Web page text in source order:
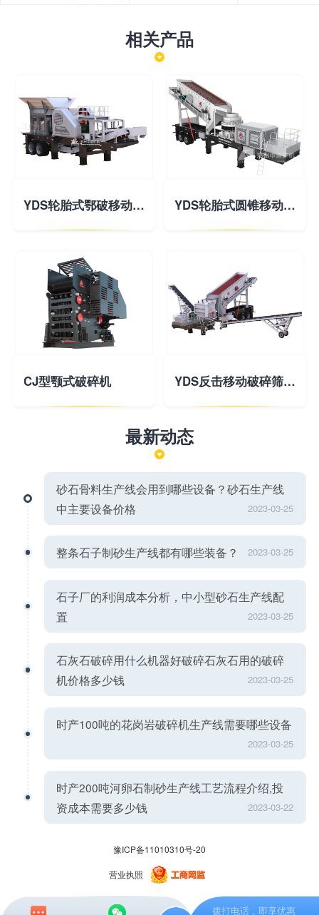
相关产品
YDS轮胎式鄂破移动破碎站 YDS轮胎式圆锥移动破碎站
CJ型颚式破碎机 YDS反击移动破碎筛分站
最新动态
砂石骨料生产线会用到哪些设备？砂石生产线
中主要设备价格
2023-03-25
整条石子制砂生产线都有哪些装备？ 2023-03-25
石子厂的利润成本分析，中小型砂石生产线配
置
2023-03-25
石灰石破碎用什么机器好破碎石灰石用的破碎
机价格多少钱
2023-03-25
时产100吨的花岗岩破碎机生产线需要哪些设备
2023-03-25
时产200吨河卵石制砂生产线工艺流程介绍,投
资成本需要多少钱
2023-03-22
豫ICP备11010310号-20
营业执照
拨打电话，即享优惠